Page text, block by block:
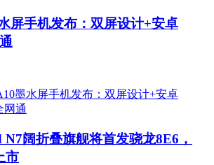
屏手机发布：双屏设计+安卓
N7阔折叠旗舰将首发骁龙8E6，
市